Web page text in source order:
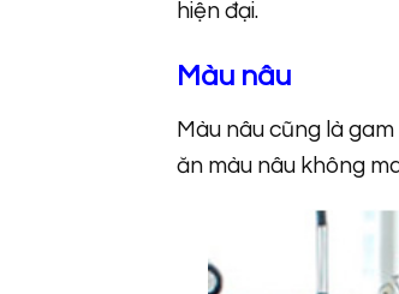
hiện đại.
Màu nâu
Màu nâu cũng là
ăn màu nâu không